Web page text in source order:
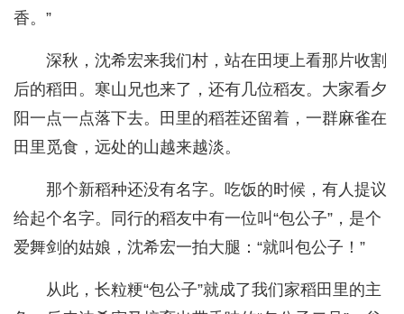
香。”
深秋，沈希宏来我们村，站在田埂上看那片收割
后的稻田。寒山兄也来了，还有几位稻友。大家看夕
阳一点一点落下去。田里的稻茬还留着，一群麻雀在
田里觅食，远处的山越来越淡。
那个新稻种还没有名字。吃饭的时候，有人提议
给起个名字。同行的稻友中有一位叫“包公子”，是个
爱舞剑的姑娘，沈希宏一拍大腿：“就叫包公子！”
从此，长粒粳“包公子”就成了我们家稻田里的主